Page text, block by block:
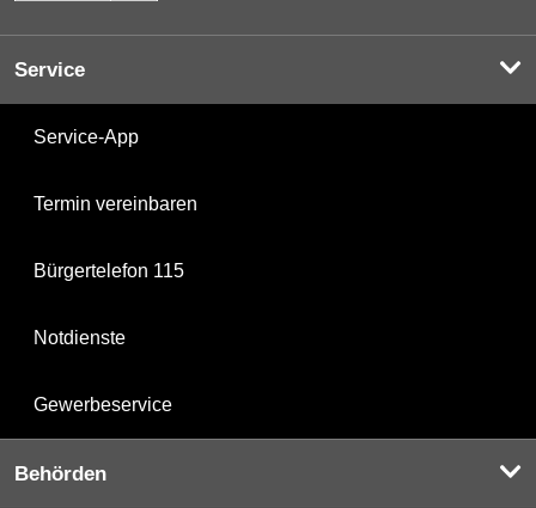
Service
Service-App
Termin vereinbaren
Bürgertelefon 115
Notdienste
Gewerbeservice
Behörden